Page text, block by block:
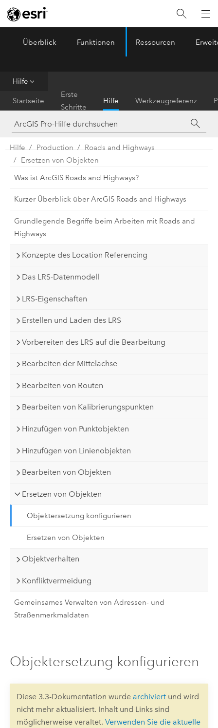
ArcGIS Pro
Überblick Funktionen Ressourcen
Hilfe
Startseite
Erste
Schritte
Hilfe Werkzeugreferenz
Hilfe Production
Roads and Highways
Ersetzen von Objekten
Was ist ArcGIS Roads and Highways?
Kurzer Überblick über ArcGIS Roads and Highways
Grundlegende Begriffe beim Arbeiten mit Roads and
Highways
Konzepte des Location Referencing
Das LRS-Datenmodell
LRS-Eigenschaften
Erstellen und Laden des LRS
Vorbereiten des LRS auf die Bearbeitung
Bearbeiten der Mittelachse
Bearbeiten von Routen
Bearbeiten von Kalibrierungspunkten
Hinzufügen von Punktobjekten
Hinzufügen von Linienobjekten
Bearbeiten von Objekten
Ersetzen von Objekten
Objektersetzung konfigurieren
Ersetzen von Objekten
Objektverhalten
Konfliktvermeidung
Gemeinsames Verwalten von Adressen- und
Straßenmerkmaldaten
Objektersetzung konfigurieren
Diese 3.3-Dokumentation wurde archiviertund wird
nicht mehr aktualisiert. Inhalt und Links sind
möglicherweise veraltet. Verwenden Sie die aktuelle